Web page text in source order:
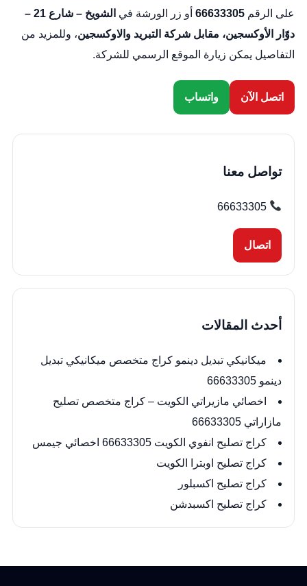
على الرقم 66633305أو زر الورشة في
الشويخ – شارع 21 –
دوّار الأوكسجين، مقابل شركة التبريد والاوكسجين، وللمزيد من
التفاصيل يمكن زيارة الموقع الرسمي للشركة.
اتصل الآن واتساب
تواصل معنا
66633305
اتصال
أحدث المقالات
ميكانيكي تبديل دينمو كراج متخصص ميكانيكي تبديل
دينمو 66633305
اخصائي مازيراتي الكويت – كراج متخصص تصليح
مازاراتي 66633305
كراج تصليح انفوي الكويت 66633305 اخصائي جيمس
كراج تصليح اوبترا الكويت
كراج تصليح اكسبلور
كراج تصليح اكسبدشن